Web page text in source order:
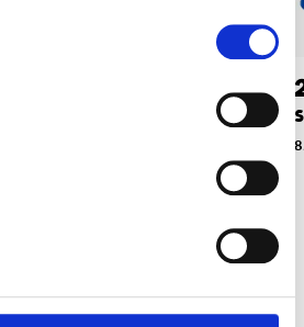
produkter